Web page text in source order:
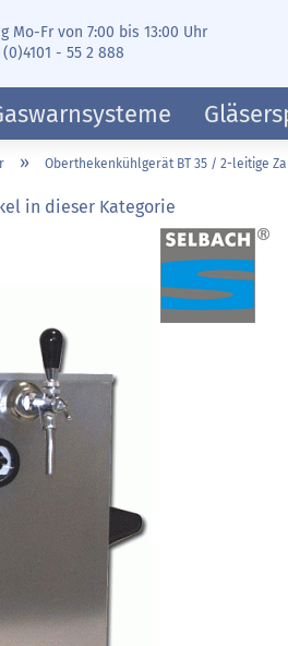
Mo-Fr von 7:00 bis 13:00 Uhr
(0)4101 - 55 2 888
» Oberthekenkühlgerät BT 35 / 2-leitige
in dieser Kategorie